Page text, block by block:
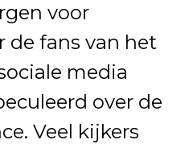
voor
fans van het
media
over de
Veel kijkers